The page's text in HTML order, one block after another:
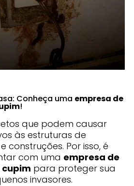
Conheça uma empresa de
!
que podem causar
às estruturas de
construções. Por isso, é
com uma empresa de
para proteger sua
invasores.